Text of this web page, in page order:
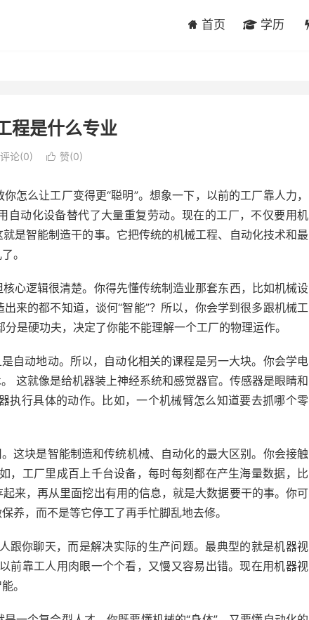
首页 学历
程是什么专业
评论(0)  赞(0)
怎么让工厂变得更“聪明”。想象一下，以前的工厂靠人力，
动化设备替代了大量重复劳动。现在的工厂，不仅要用机
是智能制造干的事。它把传统的机械工程、自动化技术和最
。
心逻辑很清楚。你得先懂传统制造业那套东西，比如机械设
来的都不知道，谈何“智能”？所以，你会学到很多跟机械工
是硬功夫，决定了你能不能理解一个工厂的物理运作。
自动地动。所以，自动化相关的课程是另一大块。你会学电
这就像是给机器装上神经系统和感觉器官。传感器是眼睛和
执行具体的动作。比如，一个机械臂怎么知道要去抓哪个零
这块是智能制造和传统机械、自动化的最大区别。你会接触
，工厂里成百上千台设备，每时每刻都在产生海量数据，比
来，再从里面挖出有用的信息，就是大数据要干的事。你可
养，而不是等它停工了再手忙脚乱地去修。
跟你聊天，而是解决实际的生产问题。最典型的就是机器视
前靠工人用肉眼一个个看，又慢又容易出错。现在用机器视
。